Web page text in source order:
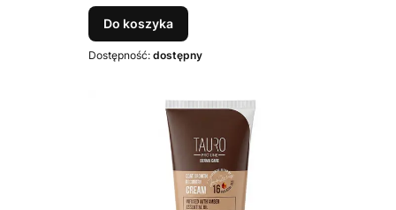
Do koszyka
Dostępność: dostępny